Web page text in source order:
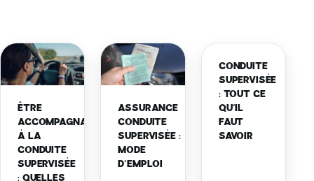
ÊTRE
ACCOMPAGNATEUR
À LA
CONDUITE
SUPERVISÉE
: QUELLES
ASSURANCE
CONDUITE
SUPERVISÉE :
MODE
D’EMPLOI
CONDUITE
SUPERVISÉE
: TOUT CE
QU’IL
FAUT
SAVOIR